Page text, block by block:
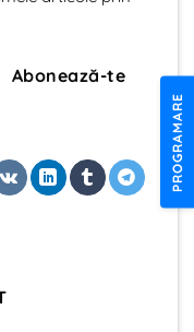
Abonează-te
PROGRAMARE